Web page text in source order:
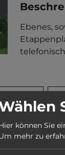
Ebenes,
können Sie
mehr zu